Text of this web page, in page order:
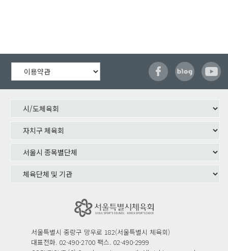
서울특별시 중랑구 망우로 182(서울특별시 체육회)
대표전화. 02-490-2700 팩스. 02-490-2999